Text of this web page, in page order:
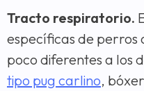
Tracto respiratorio.
específicas de perros
poco diferentes a los
tipo pug carlino,